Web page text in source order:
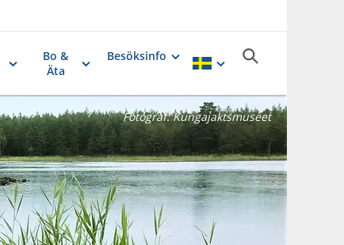
Bo &
Äta
Besöksinfo
Fotograf:Kungajaktsmuseet